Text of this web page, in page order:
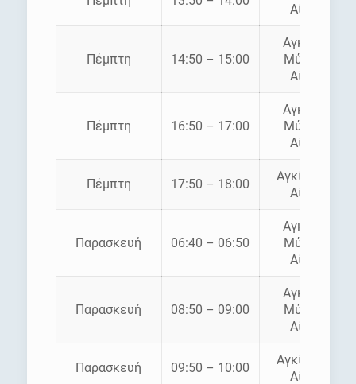
Αίγινα
Πέμπτη 14:50 – 15:00
Αγκίστρι
Μύλοι –
Αίγινα
Πέμπτη 16:50 – 17:00
Αγκίστρι
Μύλοι –
Αίγινα
Πέμπτη 17:50 – 18:00
Αγκίστρι –
Αίγινα
Παρασκευή 06:40 – 06:50
Αγκίστρι
Μύλοι –
Αίγινα
Παρασκευή 08:50 – 09:00
Αγκίστρι
Μύλοι –
Αίγινα
Παρασκευή 09:50 – 10:00
Αγκίστρι –
Αίγινα